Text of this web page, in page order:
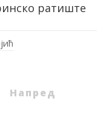
ратиште
Напред